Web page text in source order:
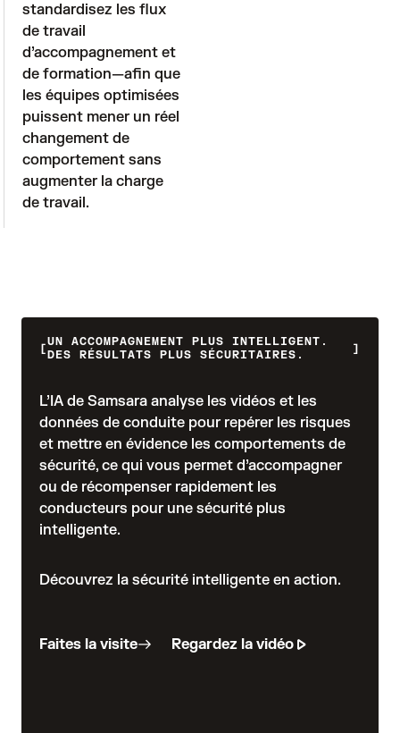
standardisez les flux
de travail
d’accompagnement et
de formation—afin que
les équipes optimisées
puissent mener un réel
changement de
comportement sans
augmenter la charge
de travail.
UN ACCOMPAGNEMENT PLUS INTELLIGENT.
DES RÉSULTATS PLUS SÉCURITAIRES.
L’IA de Samsara analyse les vidéos et les
données de conduite pour repérer les risques
et mettre en évidence les comportements de
sécurité, ce qui vous permet d’accompagner
ou de récompenser rapidement les
conducteurs pour une sécurité plus
intelligente.
Découvrez la sécurité intelligente en action.
Faites la visite Regardez la vidéo